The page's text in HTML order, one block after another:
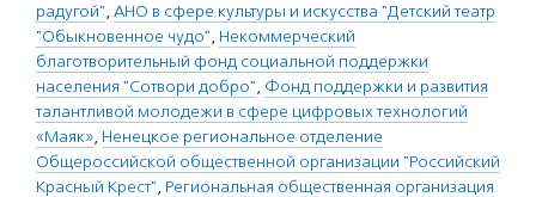
радугой", АНО в сфере культуры и искусства "Детский театр
"Обыкновенное чудо", Некоммерческий
благотворительный фонд социальной поддержки
населения "Сотвори добро", Фонд поддержки и развития
талантливой молодежи в сфере цифровых технологий
«Маяк», Ненецкое региональное отделение
Общероссийской общественной организации "Российский
Красный Крест", Региональная общественная организация